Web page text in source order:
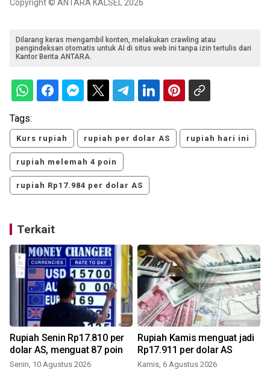
Copyright © ANTARA KALSEL 2026
Dilarang keras mengambil konten, melakukan crawling atau
pengindeksan otomatis untuk AI di situs web ini tanpa izin tertulis dari
Kantor Berita ANTARA.
Tags:
Kurs rupiah rupiah per dolar AS rupiah hari ini
rupiah melemah 4 poin
rupiah Rp17.984 per dolar AS
Terkait
Rupiah Senin Rp17.810 per
dolar AS, menguat 87 poin
Senin, 10 Agustus 2026
Rupiah Kamis menguat jadi
Rp17.911 per dolar AS
Kamis, 6 Agustus 2026